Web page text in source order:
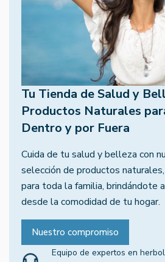
Tu Tienda de Salud y
Productos Naturales
Dentro y por Fuera
Cuida de tu salud y belleza con
selección de productos
para toda la familia, brindándote
desde la comodidad de tu hogar.
Nuestro compromiso
Equipo de expertos en